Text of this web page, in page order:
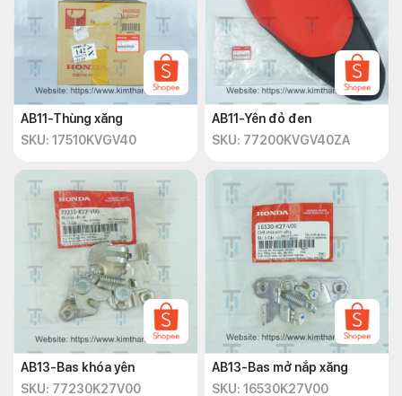
AB11-Thùng xăng
SKU: 17510KVGV40
AB11-Yên đỏ đen
SKU: 77200KVGV40ZA
AB13-Bas khóa yên
SKU: 77230K27V00
AB13-Bas mở nắp xăng
SKU: 16530K27V00